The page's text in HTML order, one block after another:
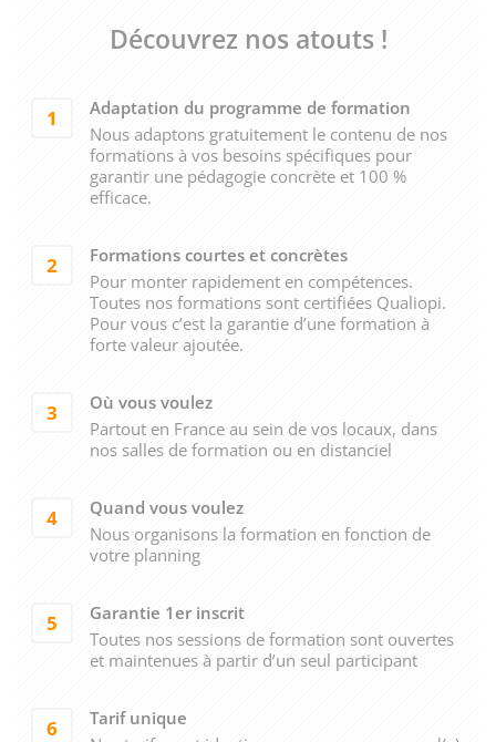
Découvrez nos atouts !
1
Adaptation du programme de formation
Nous adaptons gratuitement le contenu de nos
formations à vos besoins spécifiques pour
garantir une pédagogie concrète et 100 %
efficace.
2
Formations courtes et concrètes
Pour monter rapidement en compétences.
Toutes nos formations sont certifiées Qualiopi.
Pour vous c’est la garantie d’une formation à
forte valeur ajoutée.
3
Où vous voulez
Partout en France au sein de vos locaux, dans
nos salles de formation ou en distanciel
4
Quand vous voulez
Nous organisons la formation en fonction de
votre planning
5
Garantie 1er inscrit
Toutes nos sessions de formation sont ouvertes
et maintenues à partir d’un seul participant
6
Tarif unique